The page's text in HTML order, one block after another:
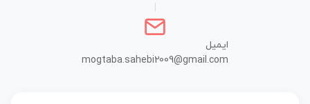
ایمیل
mogtaba.sahebi2009@gmail.com